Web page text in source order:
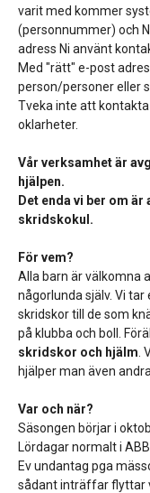
varit med kommer
(personnummer) och
adress Ni använt
Med "rätt" e-post
person/personer eller
Tveka inte att
oklarheter.
Vår verksamhet är
hjälpen.
Det enda vi ber om
skridskokul.
För vem?
Alla barn är välkomna
någorlunda själv. Vi
skridskor till de som
på klubba och boll.
skridskor och hjälm .
hjälper man även
Var och när?
Säsongen börjar i
Lördagar normalt i
Ev undantag pga
sådant inträffar flyttar